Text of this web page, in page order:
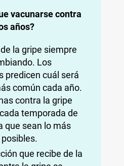
vacunarse contra
años?
la gripe siempre
Los
predicen cuál será
común cada año.
contra la gripe
temporada de
que sean lo más
que recibe de la